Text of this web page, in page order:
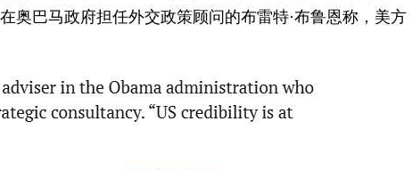
奥巴马政府担任外交政策顾问的布雷特·布鲁恩称，美方